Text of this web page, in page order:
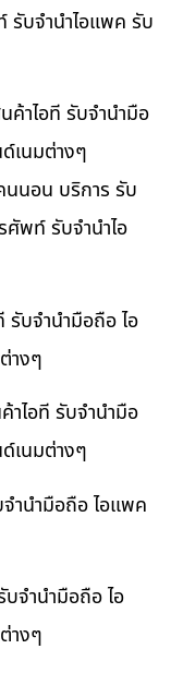
รับจำนำไอแพค รับ
าไอที รับจำนำมือ
เนมต่างๆ
นอน บริการ รับ
ศัพท์ รับจำนำไอ
รับจำนำมือถือ ไอ
างๆ
าไอที รับจำนำมือ
เนมต่างๆ
ำนำมือถือ ไอแพค
จำนำมือถือ ไอ
างๆ